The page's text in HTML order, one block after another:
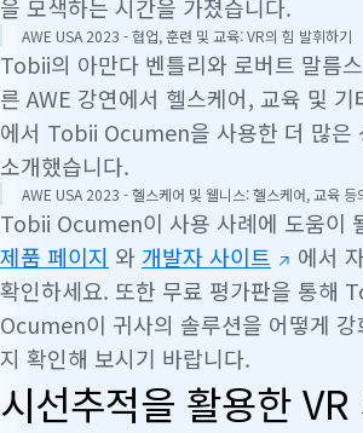
을 모색하는 시간을 가졌습니다.
AWE USA 2023 - 협업, 훈련 및 교육: VR의 힘 발휘하기
Tobii의 아만다 벤틀리와 로버트 말름
른 AWE 강연에서 헬스케어, 교육 및
에서 Tobii Ocumen을 사용한 더 많은
소개했습니다.
AWE USA 2023 - 헬스케어 및 웰니스: 헬스케어, 교육 등
Tobii Ocumen이 사용 사례에 도움이
제품 페이지 와 개발자 사이트
에서
확인하세요. 또한 무료 평가판을 통해
Ocumen이 귀사의 솔루션을 어떻게 강
지 확인해 보시기 바랍니다.
시선추적을 활용한 VR